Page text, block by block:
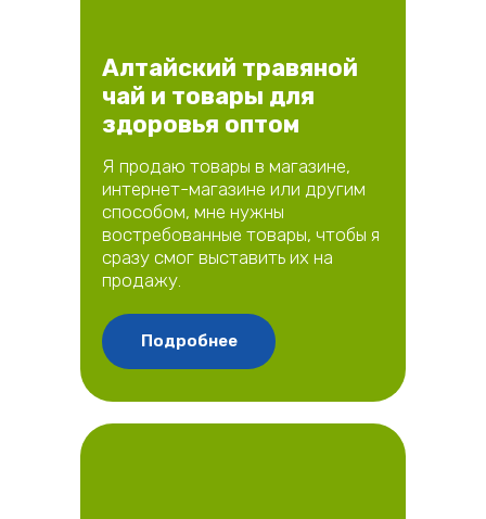
Алтайский травяной
чай и товары для
здоровья оптом
Я продаю товары в магазине,
интернет-магазине или другим
способом, мне нужны
востребованные товары, чтобы я
сразу смог выставить их на
продажу.
Подробнее